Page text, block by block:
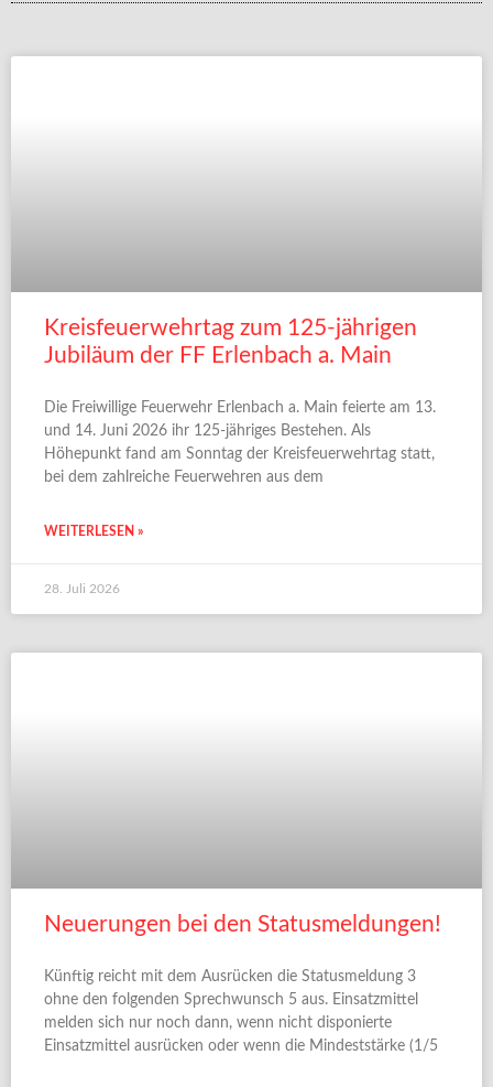
Kreisfeuerwehrtag zum 125-jährigen
Jubiläum der FF Erlenbach a. Main
Die Freiwillige Feuerwehr Erlenbach a. Main feierte am 13.
und 14. Juni 2026 ihr 125-jähriges Bestehen. Als
Höhepunkt fand am Sonntag der Kreisfeuerwehrtag statt,
bei dem zahlreiche Feuerwehren aus dem
WEITERLESEN »
28. Juli 2026
Neuerungen bei den Statusmeldungen!
Künftig reicht mit dem Ausrücken die Statusmeldung 3
ohne den folgenden Sprechwunsch 5 aus. Einsatzmittel
melden sich nur noch dann, wenn nicht disponierte
Einsatzmittel ausrücken oder wenn die Mindeststärke (1/5